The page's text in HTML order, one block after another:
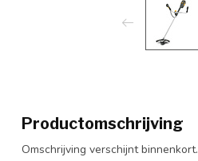
Productomschrijving
Omschrijving verschijnt binnenkort.